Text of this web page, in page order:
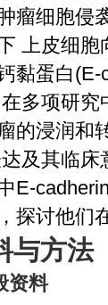
瘤细胞侵
上皮细胞
黏蛋白(E-
多项研究
的浸润和
及其临
E-
探讨他们
与方法
资料